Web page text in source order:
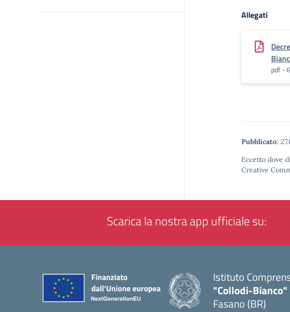
Allegati
pdf -
Pubblicato:
Eccetto dove
Creative
Scarica la nostra app ufficiale su:
Istituto
"Collodi-Bianco"
Fasano (BR)